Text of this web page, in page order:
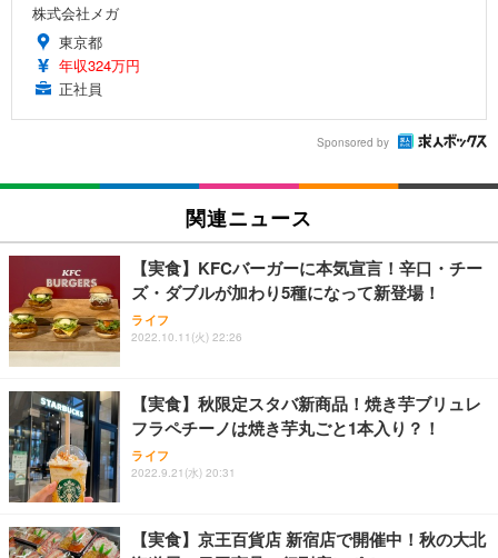
株式会社メガ
東京都
年収324万円
正社員
Sponsored by
関連ニュース
【実食】KFCバーガーに本気宣言！辛口・チー
ズ・ダブルが加わり5種になって新登場！
ライフ
2022.10.11(火) 22:26
【実食】秋限定スタバ新商品！焼き芋ブリュレ
フラペチーノは焼き芋丸ごと1本入り？！
ライフ
2022.9.21(水) 20:31
【実食】京王百貨店 新宿店で開催中！秋の大北